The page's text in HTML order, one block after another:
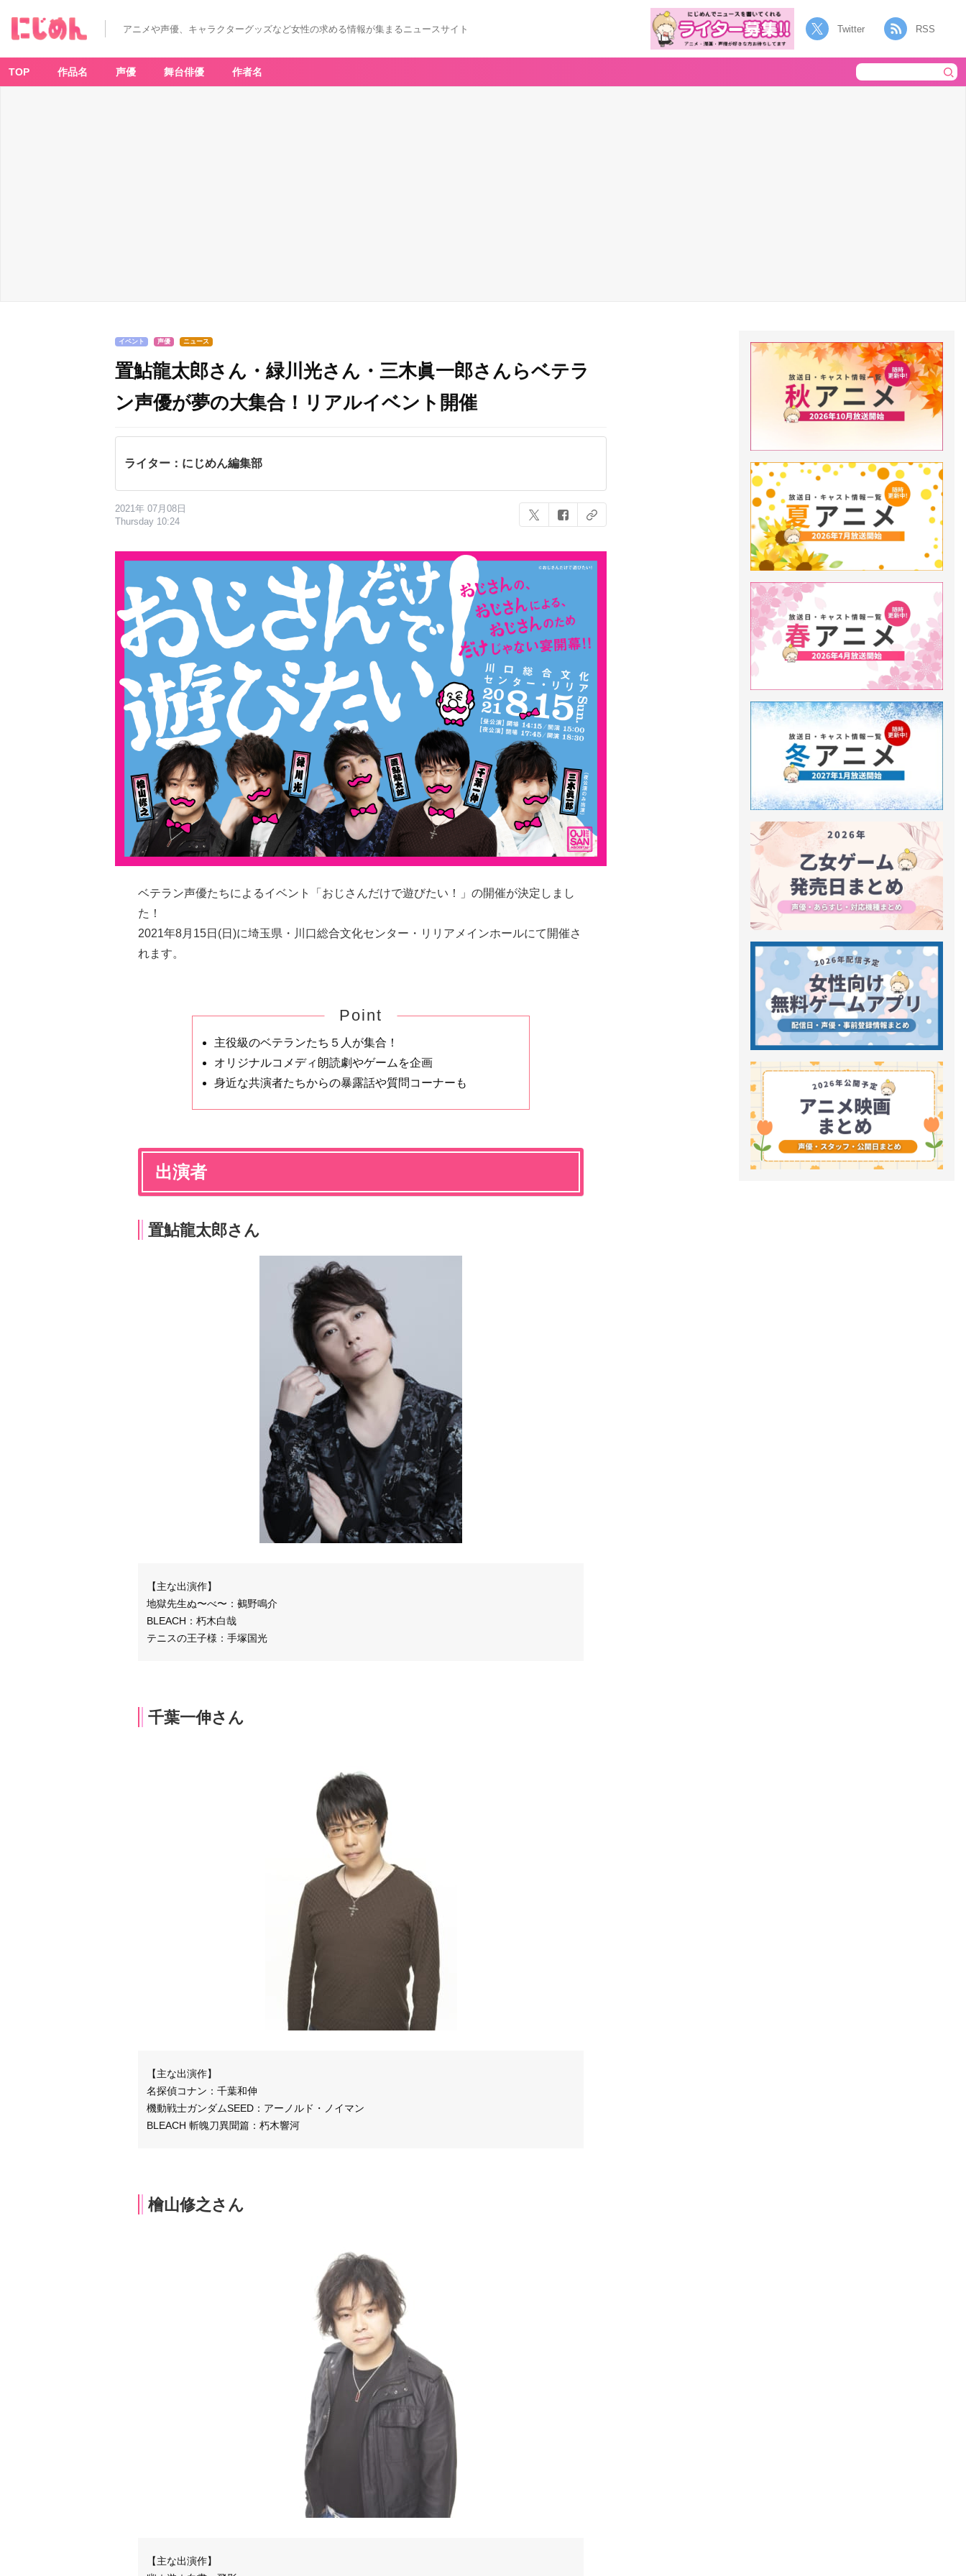
アニメや声優、キャラクターグッズなど女性の求める情報が集まるニュースサイト Twitter RSS
TOP 作品名 声優 舞台俳優 作者名
イベント 声優 ニュース
置鮎龍太郎さん・緑川光さん・三木眞一郎さんらベテラ
ン声優が夢の大集合！リアルイベント開催
ライター：にじめん編集部
2021年 07月08日
Thursday 10:24
ベテラン声優たちによるイベント「おじさんだけで遊びたい！」の開催が決定しまし
た！
2021年8月15日(日)に埼玉県・川口総合文化センター・リリアメインホールにて開催さ
れます。
Point
主役級のベテランたち５人が集合！
オリジナルコメディ朗読劇やゲームを企画
身近な共演者たちからの暴露話や質問コーナーも
出演者
置鮎龍太郎さん
【主な出演作】
地獄先生ぬ〜べ〜：鵺野鳴介
BLEACH：朽木白哉
テニスの王子様：手塚国光
千葉一伸さん
【主な出演作】
名探偵コナン：千葉和伸
機動戦士ガンダムSEED：アーノルド・ノイマン
BLEACH 斬魄刀異聞篇：朽木響河
檜山修之さん
【主な出演作】